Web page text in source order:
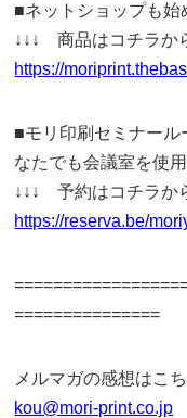
■ネットショップも始
↓↓↓ 商品はコチラか
https://
■モリ印刷セミナー
なたでも会議室を使用
↓↓↓ 予約はコチラか
https://reserva.be/
===============
メルマガの感想はこち
kou@mori-print.co.jp